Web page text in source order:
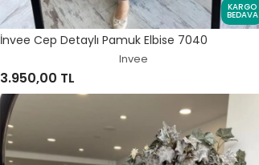
KARGO
BEDAVA
İnvee Cep Detaylı Pamuk Elbise 7040
Invee
3.950,00 TL